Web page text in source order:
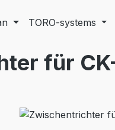
TORO-systems
für